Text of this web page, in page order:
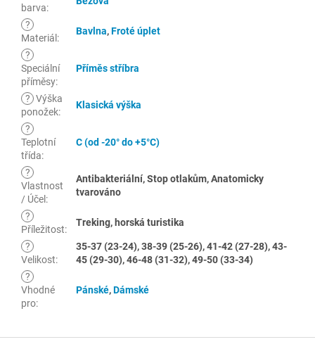
barva:
?
Materiál :
Bavlna,Froté úplet
?
Speciální
příměsy:
Příměs stříbra
? Výška
ponožek:
Klasická výška
?
Teplotní
třída:
C (od -20° do +5°C)
?
Vlastnost
/ Účel :
Antibakteriální, Stop otlakům, Anatomicky
tvarováno
?
Příležitost:
Treking, horská turistika
?
Velikost:
35-37 (23-24), 38-39 (25-26), 41-42 (27-28), 43-
45 (29-30), 46-48 (31-32), 49-50 (33-34)
?
Vhodné
pro:
Pánské,Dámské